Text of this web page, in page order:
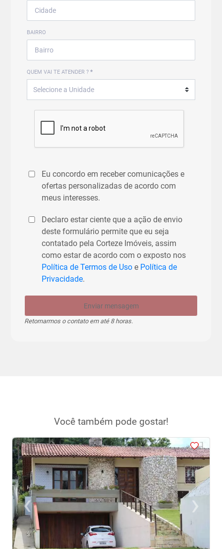
BAIRRO
QUEM VAI TE ATENDER ?*
Eu concordo em receber comunicações e
ofertas personalizadas de acordo com
meus interesses.
Declaro estar ciente que a ação de envio
deste formulário permite que eu seja
contatado pela Corteze Imóveis, assim
como estar de acordo com o exposto nos
Política de Termos de Uso e Política de
Privacidade.
Enviar mensagem
Retornarmos o contato em até 8 horas.
Você também pode gostar!
<<<<
‹Previous ›Next